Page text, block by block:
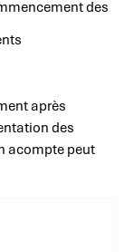
des
après
des
acompte peut